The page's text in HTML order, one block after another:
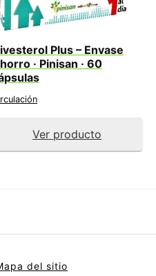
Plus – Envase
· Pinisan · 60
Ver producto
del sitio